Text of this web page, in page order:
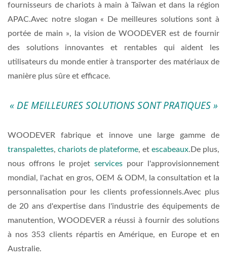
fournisseurs de chariots à main à Taïwan et dans la région
APAC.Avec notre slogan « De meilleures solutions sont à
portée de main », la vision de WOODEVER est de fournir
des solutions innovantes et rentables qui aident les
utilisateurs du monde entier à transporter des matériaux de
manière plus sûre et efficace.
« DE MEILLEURES SOLUTIONS SONT PRATIQUES »
WOODEVER fabrique et innove une large gamme de
transpalettes, chariots de plateforme, et escabeaux.De plus,
nous offrons le projet services pour l'approvisionnement
mondial, l'achat en gros, OEM & ODM, la consultation et la
personnalisation pour les clients professionnels.Avec plus
de 20 ans d'expertise dans l'industrie des équipements de
manutention, WOODEVER a réussi à fournir des solutions
à nos 353 clients répartis en Amérique, en Europe et en
Australie.